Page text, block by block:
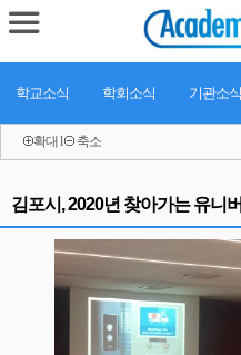
학교소식 학회소식 기관소식
확대 l 축소
김포시, 2020년 찾아가는 유니